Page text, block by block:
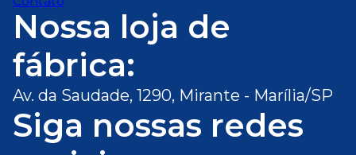
Nossa loja de
fábrica:
Av. da Saudade, 1290, Mirante - Marília/SP
Siga nossas redes